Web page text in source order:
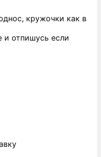
кружочки как в
и отпишусь если